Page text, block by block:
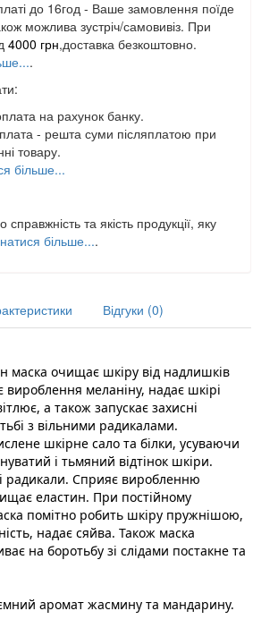
до 16год - Ваше замовлення поїде
можлива зустріч/самовивіз. При
4000 грн,доставка безкоштовно.
.
на рахунок банку.
- решта суми післяплатою при
товару.
більше...
та якість продукції, яку
більше....
Відгуки (0)
маска очищає шкіру від надлишків
вироблення меланіну, надає шкірі
а також запускає захисні
з вільними радикалами.
шкірне сало та білки, усуваючи
і тьмяний відтінок шкіри.
радикали. Сприяє виробленню
еластин. При постійному
помітно робить шкіру пружнішою,
надає сяйва. Також маска
на боротьбу зі слідами постакне та
аромат жасмину та мандарину.